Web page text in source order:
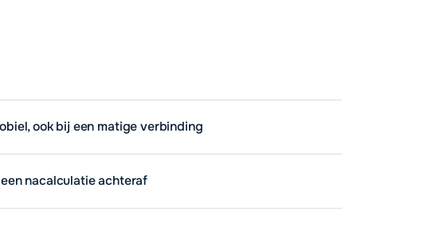
ook bij een matige verbinding
nacalculatie achteraf